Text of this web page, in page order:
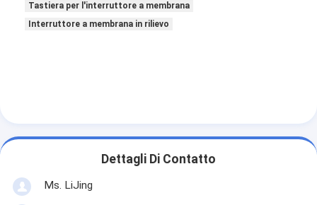
Tastiera per l'interruttore a membrana
Interruttore a membrana in rilievo
Dettagli Di Contatto
Ms. LiJing